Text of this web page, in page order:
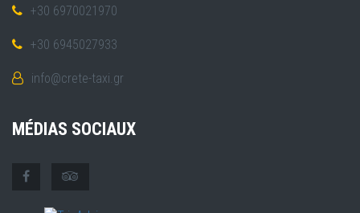
+30 6970021970
+30 6945027933
info@crete-taxi.gr
MÉDIAS SOCIAUX